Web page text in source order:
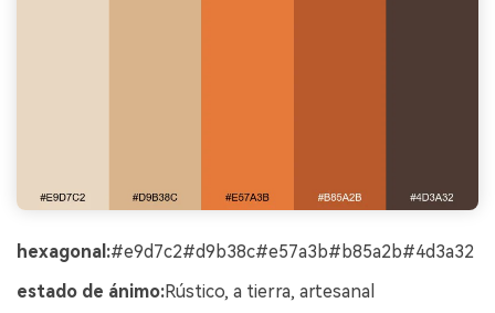
hexagonal:#e9d7c2#d9b38c#e57a3b#b85a2b#4d3a32
estado de ánimo:Rústico, a tierra, artesanal